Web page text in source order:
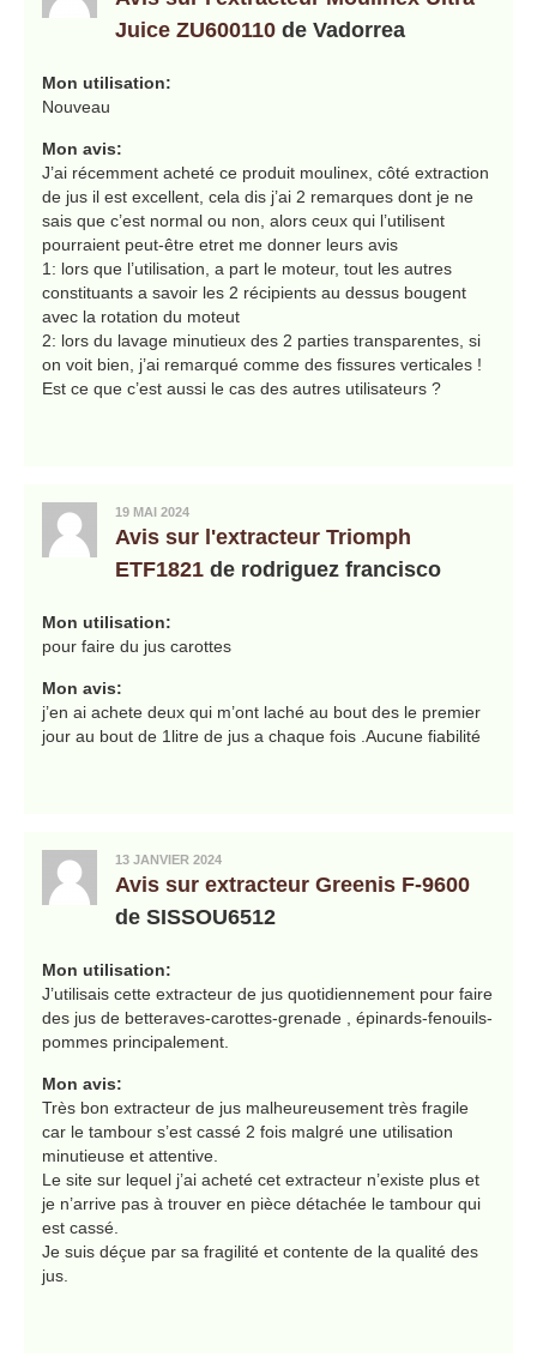
Juice ZU600110 de Vadorrea
Mon utilisation:
Nouveau
Mon avis:
J’ai récemment acheté ce produit moulinex, côté extraction
de jus il est excellent, cela dis j’ai 2 remarques dont je ne
sais que c’est normal ou non, alors ceux qui l’utilisent
pourraient peut-être etret me donner leurs avis
1: lors que l’utilisation, a part le moteur, tout les autres
constituants a savoir les 2 récipients au dessus bougent
avec la rotation du moteut
2: lors du lavage minutieux des 2 parties transparentes, si
on voit bien, j’ai remarqué comme des fissures verticales !
Est ce que c’est aussi le cas des autres utilisateurs ?
19 MAI 2024
Avis sur l'extracteur Triomph
ETF1821 de rodriguez francisco
Mon utilisation:
pour faire du jus carottes
Mon avis:
j’en ai achete deux qui m’ont laché au bout des le premier
jour au bout de 1litre de jus a chaque fois .Aucune fiabilité
13 JANVIER 2024
Avis sur extracteur Greenis F-9600
de SISSOU6512
Mon utilisation:
J’utilisais cette extracteur de jus quotidiennement pour faire
des jus de betteraves-carottes-grenade , épinards-fenouils-
pommes principalement.
Mon avis:
Très bon extracteur de jus malheureusement très fragile
car le tambour s’est cassé 2 fois malgré une utilisation
minutieuse et attentive.
Le site sur lequel j’ai acheté cet extracteur n’existe plus et
je n’arrive pas à trouver en pièce détachée le tambour qui
est cassé.
Je suis déçue par sa fragilité et contente de la qualité des
jus.